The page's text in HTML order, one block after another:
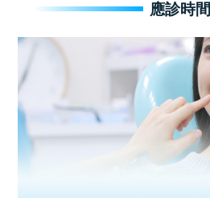
應診時間